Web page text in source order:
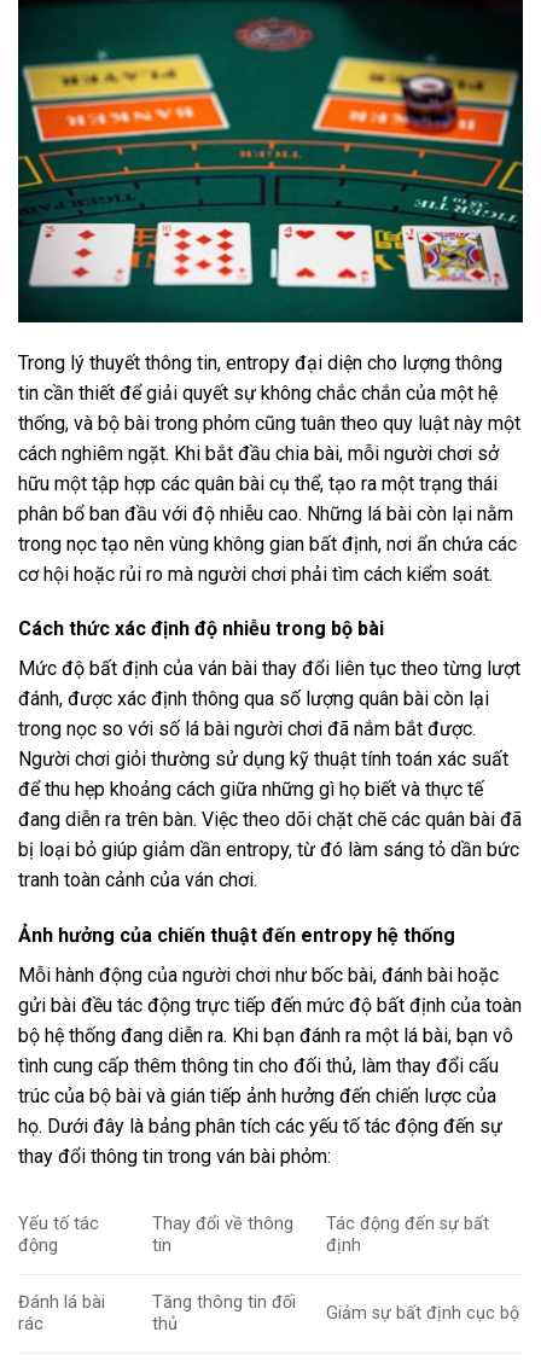
Trong lý thuyết thông tin, entropy đại diện cho lượng thông
tin cần thiết để giải quyết sự không chắc chắn của một hệ
thống, và bộ bài trong phỏm cũng tuân theo quy luật này một
cách nghiêm ngặt. Khi bắt đầu chia bài, mỗi người chơi sở
hữu một tập hợp các quân bài cụ thể, tạo ra một trạng thái
phân bổ ban đầu với độ nhiễu cao. Những lá bài còn lại nằm
trong nọc tạo nên vùng không gian bất định, nơi ẩn chứa các
cơ hội hoặc rủi ro mà người chơi phải tìm cách kiểm soát.
Cách thức xác định độ nhiễu trong bộ bài
Mức độ bất định của ván bài thay đổi liên tục theo từng lượt
đánh, được xác định thông qua số lượng quân bài còn lại
trong nọc so với số lá bài người chơi đã nắm bắt được.
Người chơi giỏi thường sử dụng kỹ thuật tính toán xác suất
để thu hẹp khoảng cách giữa những gì họ biết và thực tế
đang diễn ra trên bàn. Việc theo dõi chặt chẽ các quân bài đã
bị loại bỏ giúp giảm dần entropy, từ đó làm sáng tỏ dần bức
tranh toàn cảnh của ván chơi.
Ảnh hưởng của chiến thuật đến entropy hệ thống
Mỗi hành động của người chơi như bốc bài, đánh bài hoặc
gửi bài đều tác động trực tiếp đến mức độ bất định của toàn
bộ hệ thống đang diễn ra. Khi bạn đánh ra một lá bài, bạn vô
tình cung cấp thêm thông tin cho đối thủ, làm thay đổi cấu
trúc của bộ bài và gián tiếp ảnh hưởng đến chiến lược của
họ. Dưới đây là bảng phân tích các yếu tố tác động đến sự
thay đổi thông tin trong ván bài phỏm:
Yếu tố tác
động
Thay đổi về thông
tin
Tác động đến sự bất
định
Đánh lá bài
rác
Tăng thông tin đối
thủ
Giảm sự bất định cục bộ